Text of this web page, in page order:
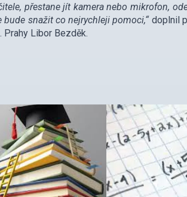
přestane jít kamera nebo mikrofon,
bude snažit co nejrychleji pomoci,“doplnil
Prahy Libor Bezděk.